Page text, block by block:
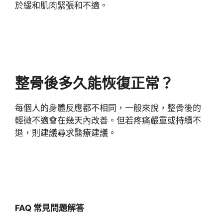
於緩和肌肉緊張和不適。
整骨後多久能恢復正常？
每個人的身體反應都不相同，一般來說，整骨後的
輕微不適會在幾天內改善。但若疼痛嚴重或持續不
退，則建議尋求醫療建議。
FAQ 常見問題解答